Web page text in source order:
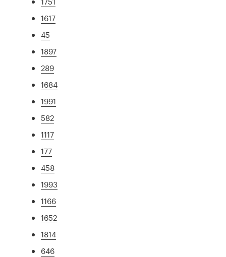
1617
45
1897
289
1684
1991
582
1117
177
458
1993
1166
1652
1814
646